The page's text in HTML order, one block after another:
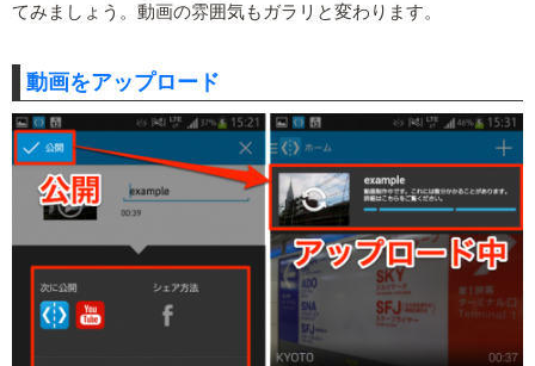
てみましょう。動画の雰囲気もガラリと変わります。
動画をアップロード